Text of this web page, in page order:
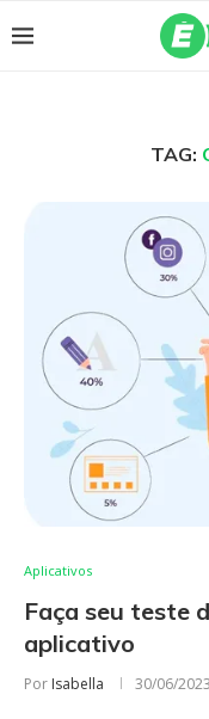
TAG:
Aplicativos
Faça seu teste
aplicativo
Por Isabella 30/06/2023